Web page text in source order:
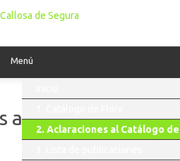
Menú
2. Aclaraciones al Catálogo
al Catálogo de